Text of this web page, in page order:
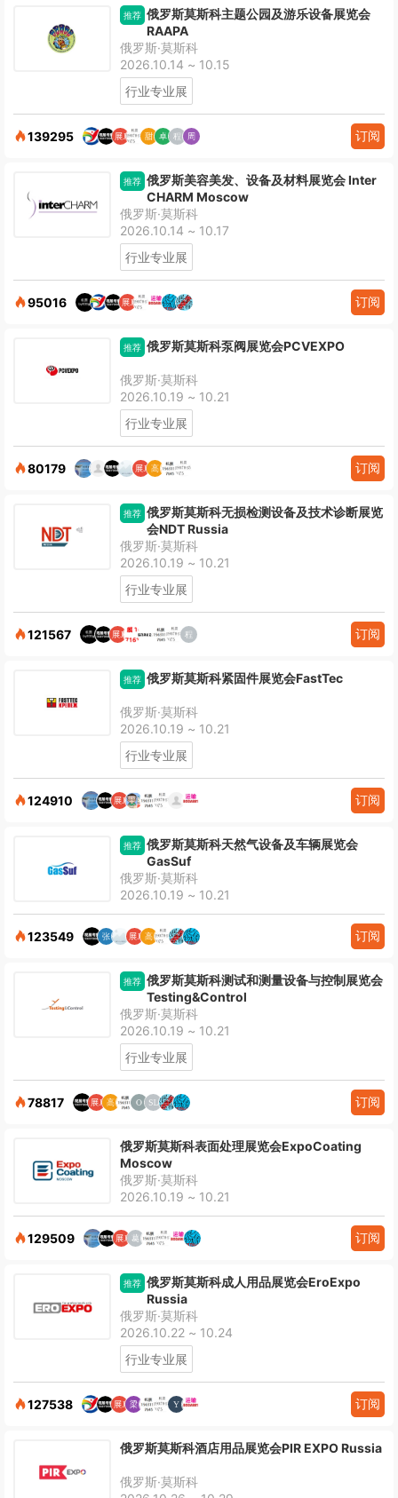
推荐 俄罗斯莫斯科主题公园及游乐设备展览会
RAAPA
俄罗斯·莫斯科
2026.10.14 ~ 10.15
行业专业展
139295 订阅
推荐 俄罗斯美容美发、设备及材料展览会 Inter
CHARM Moscow
俄罗斯·莫斯科
2026.10.14 ~ 10.17
行业专业展
95016 订阅
推荐 俄罗斯莫斯科泵阀展览会PCVEXPO
俄罗斯·莫斯科
2026.10.19 ~ 10.21
行业专业展
80179 订阅
推荐 俄罗斯莫斯科无损检测设备及技术诊断展览
会NDT Russia
俄罗斯·莫斯科
2026.10.19 ~ 10.21
行业专业展
121567 订阅
推荐 俄罗斯莫斯科紧固件展览会FastTec
俄罗斯·莫斯科
2026.10.19 ~ 10.21
行业专业展
124910 订阅
推荐 俄罗斯莫斯科天然气设备及车辆展览会
GasSuf
俄罗斯·莫斯科
2026.10.19 ~ 10.21
123549 订阅
推荐 俄罗斯莫斯科测试和测量设备与控制展览会
Testing&Control
俄罗斯·莫斯科
2026.10.19 ~ 10.21
行业专业展
78817 订阅
俄罗斯莫斯科表面处理展览会ExpoCoating
Moscow
俄罗斯·莫斯科
2026.10.19 ~ 10.21
129509 订阅
推荐 俄罗斯莫斯科成人用品展览会EroExpo
Russia
俄罗斯·莫斯科
2026.10.22 ~ 10.24
行业专业展
127538 订阅
俄罗斯莫斯科酒店用品展览会PIR EXPO Russia
俄罗斯·莫斯科